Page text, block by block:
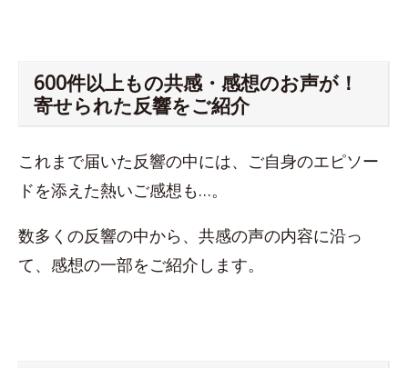
600件以上もの共感・感想のお声が！
寄せられた反響をご紹介
これまで届いた反響の中には、ご自身のエピソー
ドを添えた熱いご感想も…。
数多くの反響の中から、共感の声の内容に沿っ
て、感想の一部をご紹介します。